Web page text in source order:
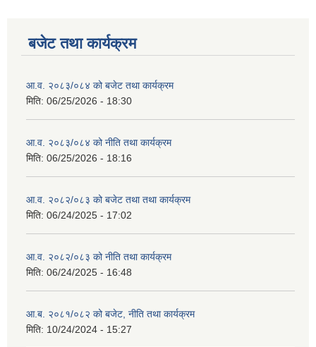
बजेट तथा कार्यक्रम
आ.व. २०८३/०८४ को बजेट तथा कार्यक्रम
मिति: 06/25/2026 - 18:30
आ.व. २०८३/०८४ को नीति तथा कार्यक्रम
मिति: 06/25/2026 - 18:16
आ.व. २०८२/०८३ को बजेट तथा तथा कार्यक्रम
मिति: 06/24/2025 - 17:02
आ.व. २०८२/०८३ को नीति तथा कार्यक्रम
मिति: 06/24/2025 - 16:48
आ.ब. २०८१/०८२ को बजेट, नीति तथा कार्यक्रम
मिति: 10/24/2024 - 15:27